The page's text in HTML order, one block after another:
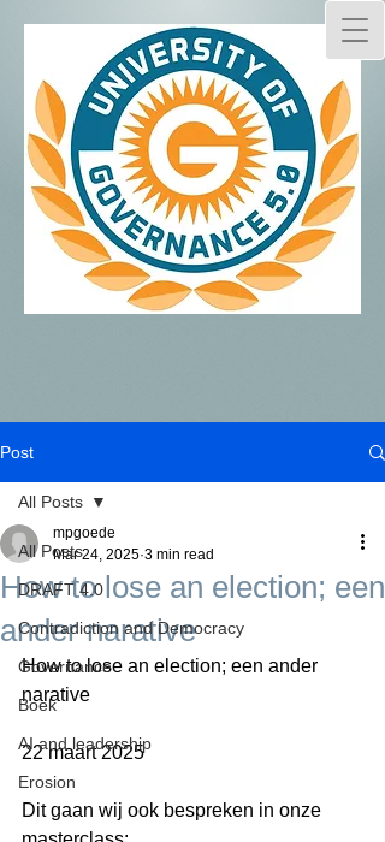
Post
All Posts
DRAFT 4.0
Contradiction and Democracy
Governance
Boek
AI and leadership
Erosion
All Posts
How to lose an election; een
ander narative
mpgoede
Mar 24, 2025 3 min read
How to lose an election; een ander
narative
22 maart 2025
Dit gaan wij ook bespreken in onze